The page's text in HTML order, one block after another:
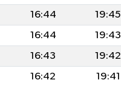
16:44 19:45
16:44 19:43
16:43 19:42
16:42 19:41